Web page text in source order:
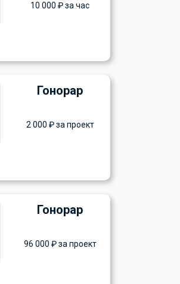
10 000 ₽ за час
Гонорар
2 000 ₽ за проект
Гонорар
96 000 ₽ за проект